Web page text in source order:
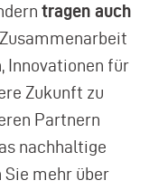
tragen auch
Zusammenarbeit
Innovationen für
Zukunft zu
Partnern
nachhaltige
mehr über